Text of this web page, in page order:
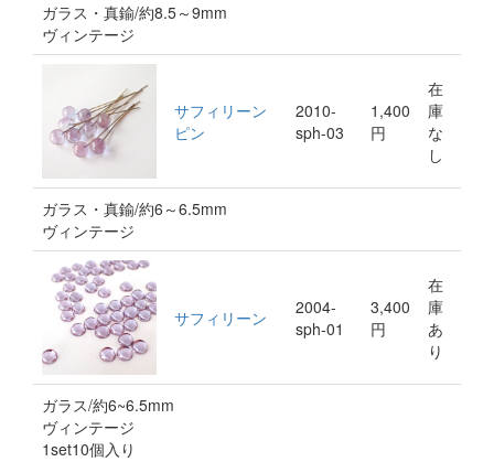
ガラス・真鍮/約8.5～9mm
ヴィンテージ
サフィリーン
ピン
2010-
sph-03
1,400
円
在
庫
な
し
ガラス・真鍮/約6～6.5mm
ヴィンテージ
サフィリーン
2004-
sph-01
3,400
円
在
庫
あ
り
ガラス/約6~6.5mm
ヴィンテージ
1set10個入り